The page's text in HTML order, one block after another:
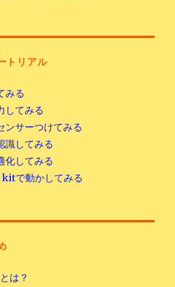
トリアル
みる
してみる
ンサーつけてみる
識してみる
化してみる
で動かしてみる
は？